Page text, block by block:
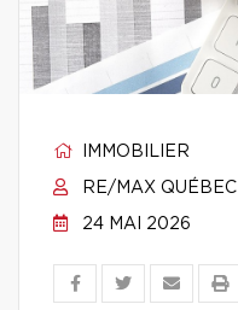
IMMOBILIER
RE/MAX QUÉBEC
24 MAI 2026